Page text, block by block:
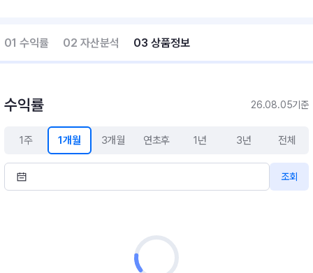
01 수익률 02 자산분석 03 상품정보
수익률 26.08.05기준
1주 1개월 3개월 연초후 1년 3년 전체
조회